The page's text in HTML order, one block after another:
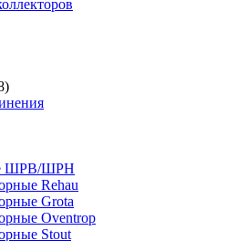
ШРВ/ШРН
Rehau
Grota
Oventrop
Stout